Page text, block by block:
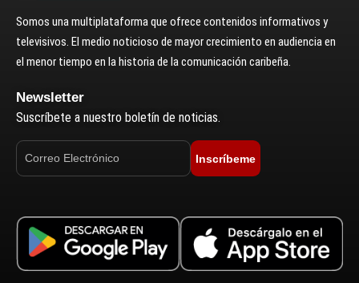
Somos una multiplataforma que ofrece contenidos informativos y
televisivos. El medio noticioso de mayor crecimiento en audiencia en
el menor tiempo en la historia de la comunicación caribeña.
Newsletter
Suscríbete a nuestro boletín de noticias.
Inscríbeme